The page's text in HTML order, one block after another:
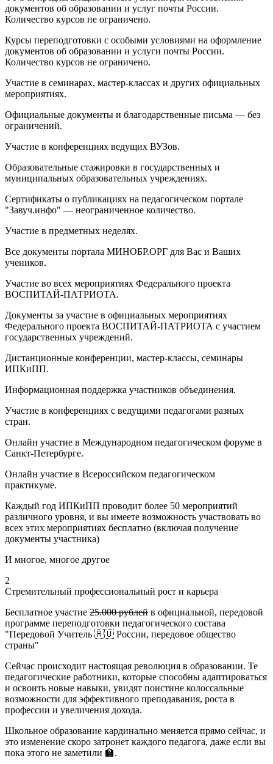
документов об образовании и услуг почты России.
Количество курсов не ограничено.
Курсы переподготовки с особыми условиями на оформление
документов об образовании и услуги почты России.
Количество курсов не ограничено.
Участие в семинарах, мастер-классах и других официальных
мероприятиях.
Официальные документы и благодарственные письма — без
ограничений.
Участие в конференциях ведущих ВУЗов.
Образовательные стажировки в государственных и
муниципальных образовательных учреждениях.
Сертификаты о публикациях на педагогическом портале
"Завуч.инфо" — неограниченное количество.
Участие в предметных неделях.
Все документы портала МИНОБР.ОРГ для Вас и Ваших
учеников.
Участие во всех мероприятиях Федерального проекта
ВОСПИТАЙ-ПАТРИОТА.
Документы за участие в официальных мероприятиях
Федерального проекта ВОСПИТАЙ-ПАТРИОТА с участием
государственных учреждений.
Дистанционные конференции, мастер-классы, семинары
ИПКиПП.
Информационная поддержка участников объединения.
Участие в конференциях с ведущими педагогами разных
стран.
Онлайн участие в Международном педагогическом форуме в
Санкт-Петербурге.
Онлайн участие в Всероссийском педагогическом
практикуме.
Каждый год ИПКиПП проводит более 50 мероприятий
различного уровня, и вы имеете возможность участвовать во
всех этих мероприятиях бесплатно (включая получение
документы участника)
И многое, многое другое
2
Стремительный профессиональный рост и карьера
Бесплатное участие 25.000 рублей в официальной, передовой
программе переподготовки педагогического состава
"Передовой Учитель 🇷🇺 России, передовое общество
страны"
Сейчас происходит настоящая революция в образовании. Те
педагогические работники, которые способны адаптироваться
и освоить новые навыки, увидят поистине колоссальные
возможности для эффективного преподавания, роста в
профессии и увеличения дохода.
Школьное образование кардинально меняется прямо сейчас, и
это изменение скоро затронет каждого педагога, даже если вы
пока этого не заметили 🏫.